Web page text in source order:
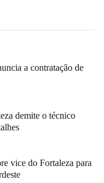
a contratação de
demite o técnico
vice do Fortaleza para